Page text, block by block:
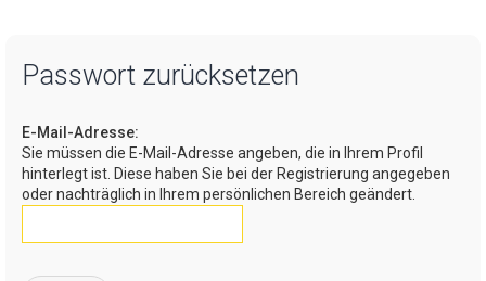
Passwort zurücksetzen
E-Mail-Adresse:
Sie müssen die E-Mail-Adresse angeben, die in Ihrem Profil
hinterlegt ist. Diese haben Sie bei der Registrierung angegeben
oder nachträglich in Ihrem persönlichen Bereich geändert.